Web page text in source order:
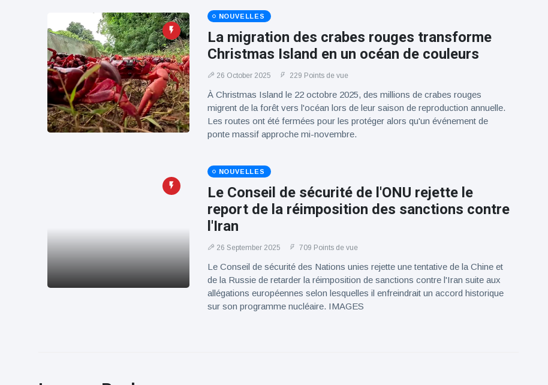
NOUVELLES
La migration des crabes rouges transforme
Christmas Island en un océan de couleurs
26 October 2025 229 Points de vue
À Christmas Island le 22 octobre 2025, des millions de crabes rouges
migrent de la forêt vers l'océan lors de leur saison de reproduction annuelle.
Les routes ont été fermées pour les protéger alors qu'un événement de
ponte massif approche mi-novembre.
NOUVELLES
Le Conseil de sécurité de l'ONU rejette le
report de la réimposition des sanctions contre
l'Iran
26 September 2025 709 Points de vue
Le Conseil de sécurité des Nations unies rejette une tentative de la Chine et
de la Russie de retarder la réimposition de sanctions contre l'Iran suite aux
allégations européennes selon lesquelles il enfreindrait un accord historique
sur son programme nucléaire. IMAGES